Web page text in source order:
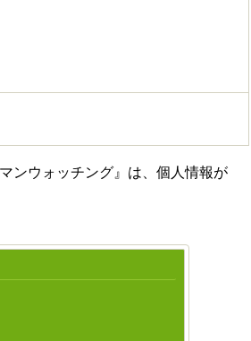
ンウォッチング』は、個人情報が